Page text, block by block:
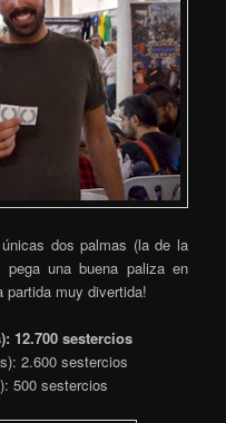
dos palmas (la de la
una buena paliza en
partida muy divertida!
12.700 sestercios
2.600 sestercios
500 sestercios